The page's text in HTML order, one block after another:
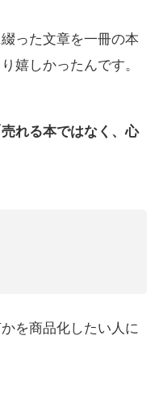
った文章を一冊の本
嬉しかったんです。
売れる本ではなく、心
を商品化したい人に